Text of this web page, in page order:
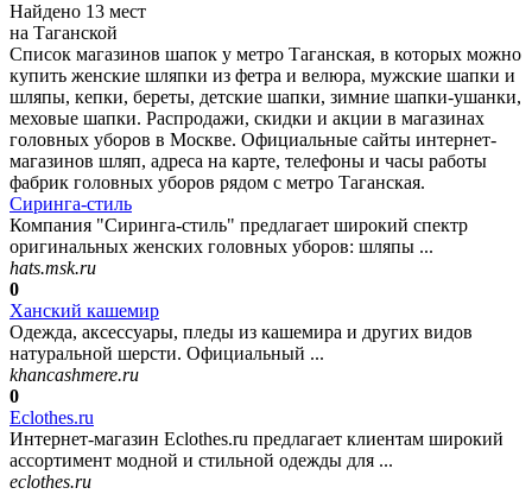
Найдено 13 мест
на Таганской
Список магазинов шапок у метро Таганская, в которых можно
купить женские шляпки из фетра и велюра, мужские шапки и
шляпы, кепки, береты, детские шапки, зимние шапки-ушанки,
меховые шапки. Распродажи, скидки и акции в магазинах
головных уборов в Москве. Официальные сайты интернет-
магазинов шляп, адреса на карте, телефоны и часы работы
фабрик головных уборов рядом с метро Таганская.
Сиринга-стиль
Компания "Сиринга-стиль" предлагает широкий спектр
оригинальных женских головных уборов: шляпы ...
hats.msk.ru
0
Ханский кашемир
Одежда, аксессуары, пледы из кашемира и других видов
натуральной шерсти. Официальный ...
khancashmere.ru
0
Eclothes.ru
Интернет-магазин Eclothes.ru предлагает клиентам широкий
ассортимент модной и стильной одежды для ...
eclothes.ru